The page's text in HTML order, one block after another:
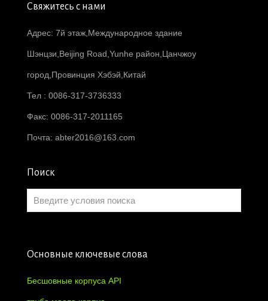
Свяжитесь с нами
Адрес: 7й этаж,Международное здание
Шэнцзи,Beijing Road,Yunhe район,Цанчжоу
город,Провинция Хэбэй,Китай
Тел : 0086-317-3736333
Факс: 0086-317-2011165
Почта: abter2016@163.com
Поиск
Основные ключевые слова
Бесшовные корпуса API